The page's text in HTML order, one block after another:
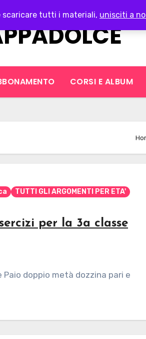
scaricare tutti i materiali, unisciti a
CORSI E ALBUM
TUTTI GLI ARGOMENTI PER ETA'
per la 3a classe
doppio metà dozzina pari e